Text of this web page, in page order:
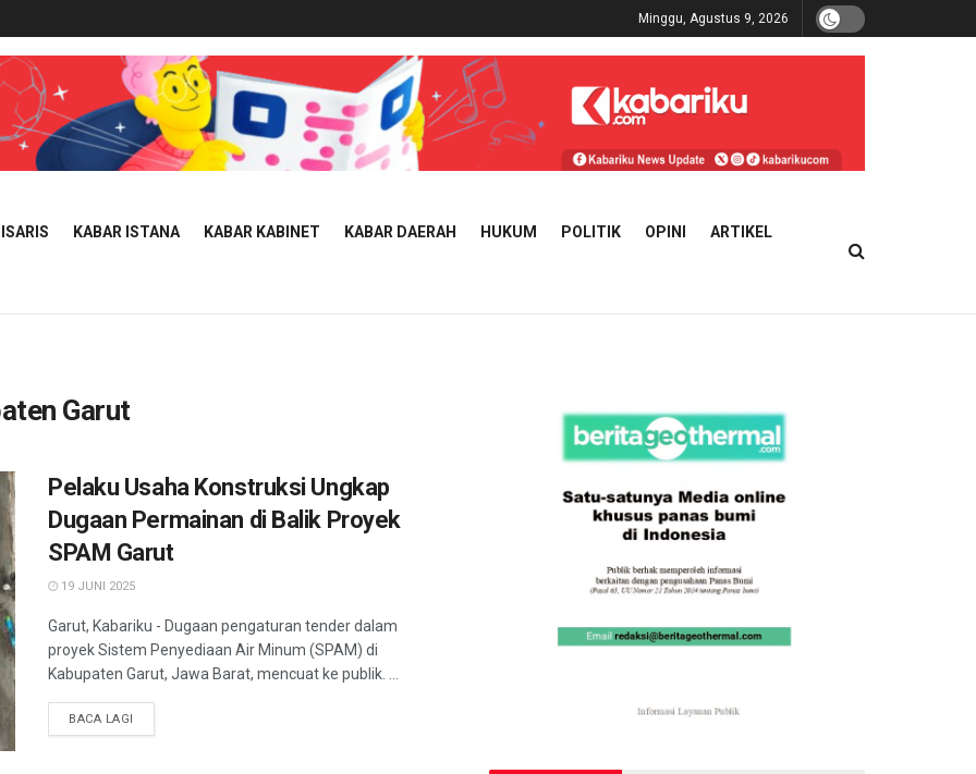
Minggu, Agustus 9, 2026
KABAR ISTANA KABAR KABINET KABAR DAERAH HUKUM POLITIK OPINI ARTIKEL
Garut
Pelaku Usaha Konstruksi Ungkap
Dugaan Permainan di Balik Proyek
SPAM Garut
19 JUNI 2025
Garut, Kabariku - Dugaan pengaturan tender dalam
proyek Sistem Penyediaan Air Minum (SPAM) di
Kabupaten Garut, Jawa Barat, mencuat ke publik. ...
BACA LAGI